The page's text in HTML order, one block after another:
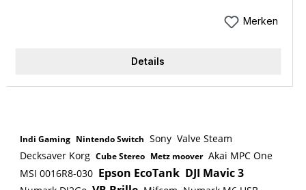
Merken
Details
Indi Gaming Nintendo Switch Sony Valve Steam
Decksaver Korg Cube Stereo Metz moover Akai MPC One
MSI 0016R8-030 Epson EcoTank DJI Mavic 3